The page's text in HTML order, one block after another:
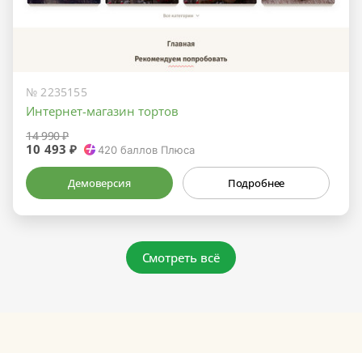
№ 2235155
Интернет-магазин тортов
14 990 ₽
10 493 ₽ 420баллов Плюса
Демоверсия Подробнее
Смотреть всё